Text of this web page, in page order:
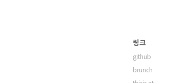
링크
github
brunch